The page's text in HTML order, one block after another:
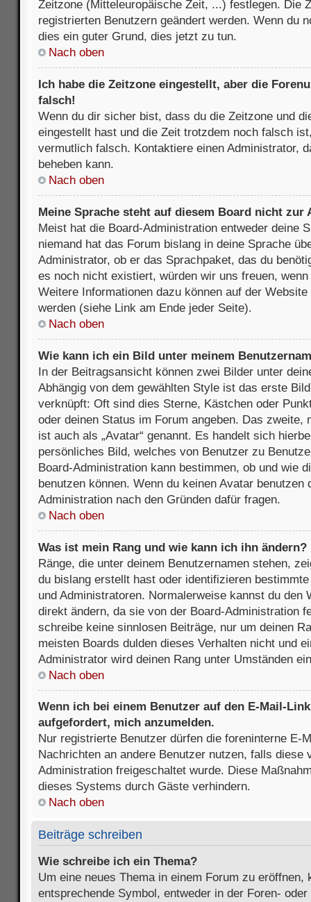
Zeitzone (Mitteleuropäische Zeit, ...) festlegen. Die
registrierten Benutzern geändert werden. Wenn du
dies ein guter Grund, dies jetzt zu tun.
Nach oben
Ich habe die Zeitzone eingestellt, aber die
falsch!
Wenn du dir sicher bist, dass du die Zeitzone und
eingestellt hast und die Zeit trotzdem noch falsch
vermutlich falsch. Kontaktiere einen Administrator,
beheben kann.
Nach oben
Meine Sprache steht auf diesem Board nicht zur
Meist hat die Board-Administration entweder deine
niemand hat das Forum bislang in deine Sprache
Administrator, ob er das Sprachpaket, das du
es noch nicht existiert, würden wir uns freuen,
Weitere Informationen dazu können auf der
werden (siehe Link am Ende jeder Seite).
Nach oben
Wie kann ich ein Bild unter meinem
In der Beitragsansicht können zwei Bilder unter
Abhängig von dem gewählten Style ist das erste
verknüpft: Oft sind dies Sterne, Kästchen oder
oder deinen Status im Forum angeben. Das zweite,
ist auch als „Avatar“ genannt. Es handelt sich
persönliches Bild, welches von Benutzer zu
Board-Administration kann bestimmen, ob und wie
benutzen können. Wenn du keinen Avatar
Administration nach den Gründen dafür fragen.
Nach oben
Was ist mein Rang und wie kann ich ihn ändern?
Ränge, die unter deinem Benutzernamen stehen,
du bislang erstellt hast oder identifizieren
und Administratoren. Normalerweise kannst du den
direkt ändern, da sie von der Board-Administration
schreibe keine sinnlosen Beiträge, nur um deinen
meisten Boards dulden dieses Verhalten nicht und
Administrator wird deinen Rang unter Umständen
Nach oben
Wenn ich bei einem Benutzer auf den E-Mail-
aufgefordert, mich anzumelden.
Nur registrierte Benutzer dürfen die foreninterne E-
Nachrichten an andere Benutzer nutzen, falls diese
Administration freigeschaltet wurde. Diese
dieses Systems durch Gäste verhindern.
Nach oben
Beiträge schreiben
Wie schreibe ich ein Thema?
Um eine neues Thema in einem Forum zu eröffnen,
entsprechende Symbol, entweder in der Foren-